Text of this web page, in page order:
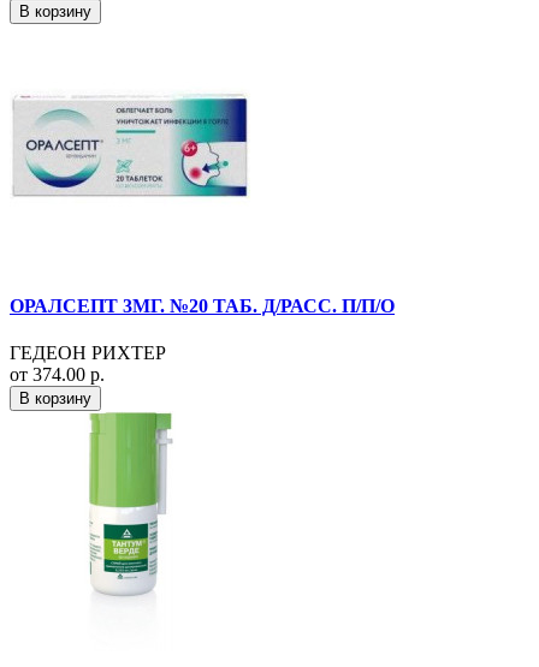
В корзину
ОРАЛСЕПТ 3МГ. №20 ТАБ. Д/РАСС. П/П/О
ГЕДЕОН РИХТЕР
от 374.00 р.
В корзину